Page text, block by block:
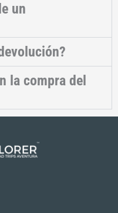
un
la compra del